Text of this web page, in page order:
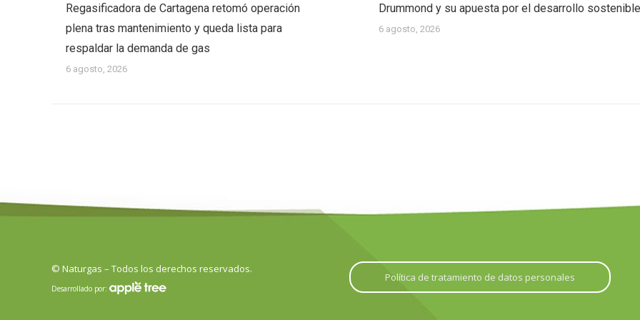
Regasificadora de Cartagena retomó operación
plena tras mantenimiento y queda lista para
respaldar la demanda de gas
6 agosto, 2026
Drummond y su apuesta por el desarrollo sostenible
6 agosto, 2026
© Naturgas – Todos los derechos reservados.
Desarrollado por:
Política de tratamiento de datos personales